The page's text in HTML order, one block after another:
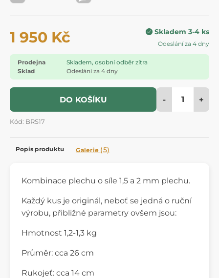
1 950 Kč Skladem 3-4 ks
Odeslání za 4 dny
Prodejna
Skladem, osobní odběr zítra
Sklad
Odeslání za 4 dny
DO KOŠÍKU - +
Kód: BRS17
Popis produktu Galerie (5)
Kombinace plechu o síle 1,5 a 2 mm plechu.
Každý kus je originál, neboť se jedná o ruční
výrobu, přibližné parametry ovšem jsou:
Hmotnost 1,2-1,3 kg
Průměr: cca 26 cm
Rukojeť: cca 14 cm